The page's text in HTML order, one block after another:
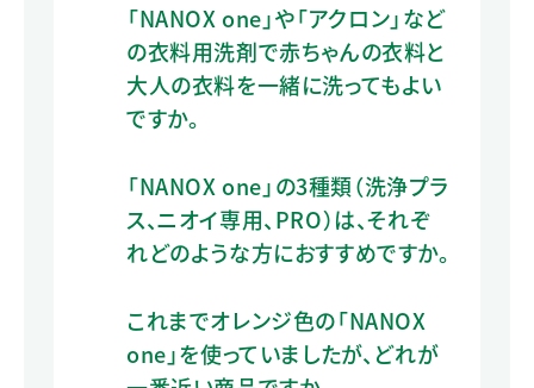
「NANOX one」や「アクロン」など
の衣料用洗剤で赤ちゃんの衣料と
大人の衣料を一緒に洗ってもよい
ですか。
「NANOX one」の3種類（洗浄プラ
ス、ニオイ専用、PRO）は、それぞ
れどのような方におすすめですか。
これまでオレンジ色の「NANOX
one」を使っていましたが、どれが